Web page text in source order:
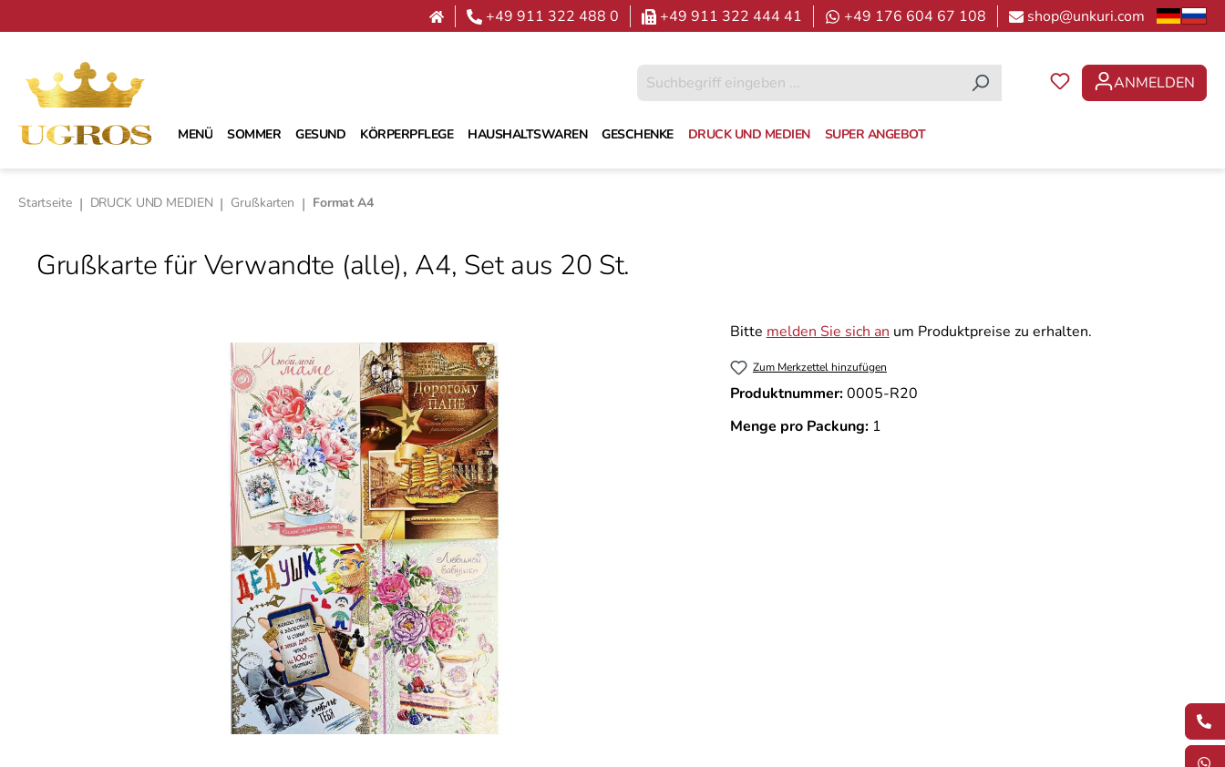
+49 911 322 488 0 +49 911 322 444 41 +49 176 604 67 108 shop@unkuri.com
DU HAST 0
ANMELDEN
MENÜ SOMMER GESUND KÖRPERPFLEGE HAUSHALTSWAREN GESCHENKE DRUCK UND MEDIEN SUPER ANGEBOT
Startseite | DRUCK UND MEDIEN | Grußkarten | Format A4
Grußkarte für Verwandte (alle), A4, Set aus 20 St.
Bitte melden Sie sich an um Produktpreise zu erhalten.
Zum Merkzettel hinzufügen
Produktnummer:0005-R20
Menge pro Packung: 1